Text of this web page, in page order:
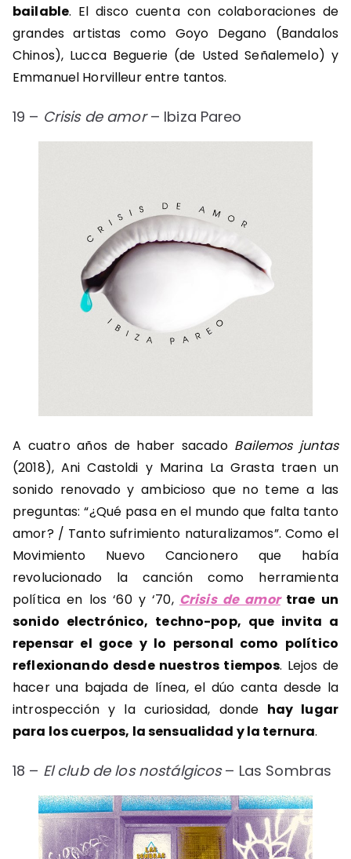
bailable. El disco cuenta con colaboraciones de
grandes artistas como Goyo Degano (Bandalos
Chinos), Lucca Beguerie (de Usted Señalemelo) y
Emmanuel Horvilleur entre tantos.
19 – Crisis de amor– Ibiza Pareo
A cuatro años de haber sacado Bailemos juntas
(2018), Ani Castoldi y Marina La Grasta traen un
sonido renovado y ambicioso que no teme a las
preguntas: “¿Qué pasa en el mundo que falta tanto
amor? / Tanto sufrimiento naturalizamos”. Como el
Movimiento Nuevo Cancionero que había
revolucionado la canción como herramienta
política en los ‘60 y ‘70, Crisis de amortrae un
sonido electrónico, techno-pop, que invita a
repensar el goce y lo personal como político
reflexionando desde nuestros tiempos. Lejos de
hacer una bajada de línea, el dúo canta desde la
introspección y la curiosidad, donde hay lugar
para los cuerpos, la sensualidad y la ternura.
18 – El club de los nostálgicos– Las Sombras